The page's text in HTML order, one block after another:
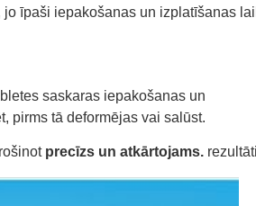
īpaši iepakošanas un izplatīšanas
saskaras iepakošanas un
pirms tā deformējas vai salūst.
precīzs un atkārtojams.